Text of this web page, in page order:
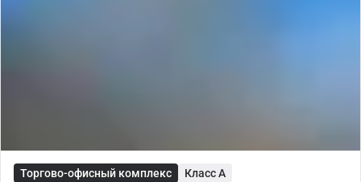
Торгово-офисный комплекс Класс A